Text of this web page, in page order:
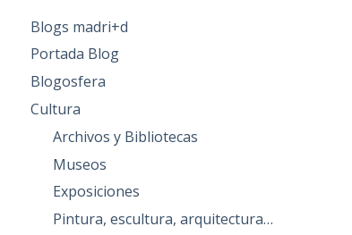
Blogs madri+d
Portada Blog
Blogosfera
Cultura
Archivos y Bibliotecas
Museos
Exposiciones
Pintura, escultura, arquitectura…